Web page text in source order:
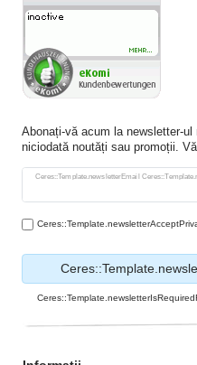
Abonați-vă acum la newsletter-
niciodată noutăți sau promoții.
Ceres::Template.newsletterEmail